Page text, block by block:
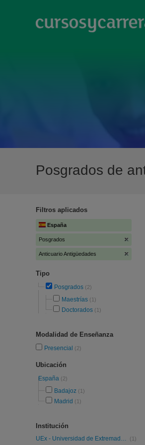
Posgrados de
Filtros aplicados
España
Posgrados
Anticuario Antigüedades
Tipo
Posgrados (2)
Maestrías (1)
Doctorados (1)
Modalidad de Enseñanza
Presencial (2)
Ubicación
España (2)
Badajoz (1)
Madrid (1)
Institución
UEx - Universidad de Extremadura (1)